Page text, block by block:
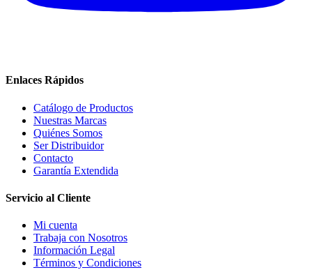
Enlaces Rápidos
Catálogo de Productos
Nuestras Marcas
Quiénes Somos
Ser Distribuidor
Contacto
Garantía Extendida
Servicio al Cliente
Mi cuenta
Trabaja con Nosotros
Información Legal
Términos y Condiciones